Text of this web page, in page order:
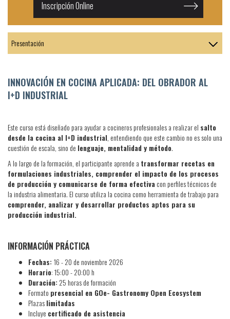
Inscripción Online
INNOVACIÓN EN COCINA APLICADA: DEL OBRADOR AL
I+D INDUSTRIAL
Este curso está diseñado para ayudar a cocineros profesionales a realizar el salto
desde la cocina al I+D industrial, entendiendo que este cambio no es solo una
cuestión de escala, sino de lenguaje, mentalidad y método.
A lo largo de la formación, el participante aprende a transformar recetas en
formulaciones industriales, comprender el impacto de los procesos
de producción y comunicarse de forma efectiva con perfiles técnicos de
la industria alimentaria. El curso utiliza la cocina como herramienta de trabajo para
comprender, analizar y desarrollar productos aptos para su
producción industrial.
INFORMACIÓN PRÁCTICA
Fechas: 16 - 20 de noviembre 2026
Horario: 15:00 - 20:00 h
Duración: 25 horas de formación
Formato presencial en GOe- Gastronomy Open Ecosystem
Plazaslimitadas
Incluye certificado de asistencia